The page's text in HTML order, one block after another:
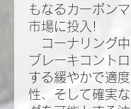
もなるカーボン
市場に投入!​
コーナリング中
ブレーキコント
する緩やかで適
性、そして確実